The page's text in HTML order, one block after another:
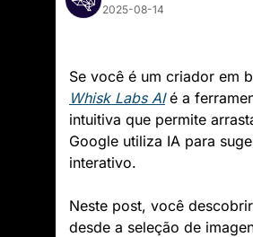
2025-08-14
Se você é um criador em
Whisk Labs AI é a
intuitiva que permite
Google utiliza IA para
interativo.
Neste post, você
desde a seleção de